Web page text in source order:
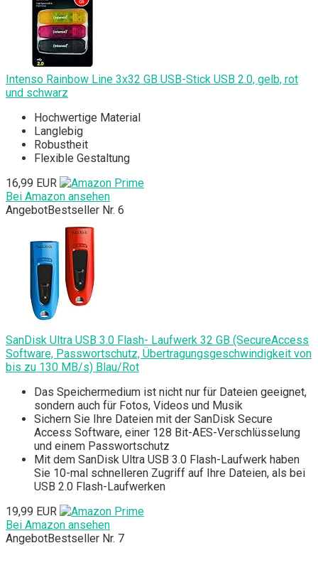
Intenso Rainbow Line 3x32 GB USB-Stick USB 2.0, gelb, rot
und schwarz
Hochwertige Material
Langlebig
Robustheit
Flexible Gestaltung
16,99 EUR
Bei Amazon ansehen
AngebotBestseller Nr. 6
SanDisk Ultra USB 3.0 Flash- Laufwerk 32 GB (SecureAccess
Software, Passwortschutz, Übertragungsgeschwindigkeit von
bis zu 130 MB/s) Blau/Rot
Das Speichermedium ist nicht nur für Dateien geeignet,
sondern auch für Fotos, Videos und Musik
Sichern Sie Ihre Dateien mit der SanDisk Secure
Access Software, einer 128 Bit-AES-Verschlüsselung
und einem Passwortschutz
Mit dem SanDisk Ultra USB 3.0 Flash-Laufwerk haben
Sie 10-mal schnelleren Zugriff auf Ihre Dateien, als bei
USB 2.0 Flash-Laufwerken
19,99 EUR
Bei Amazon ansehen
AngebotBestseller Nr. 7